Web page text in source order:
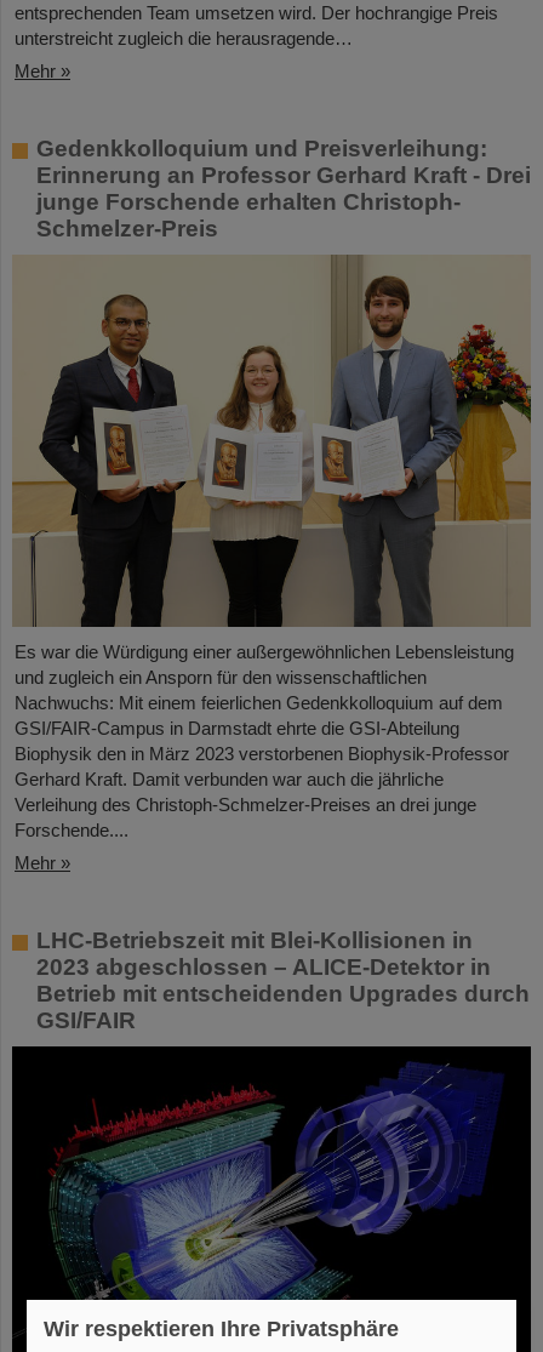
entsprechenden Team umsetzen wird. Der hochrangige Preis
unterstreicht zugleich die herausragende…
Mehr »
Gedenkkolloquium und Preisverleihung:
Erinnerung an Professor Gerhard Kraft - Drei
junge Forschende erhalten Christoph-
Schmelzer-Preis
Es war die Würdigung einer außergewöhnlichen Lebensleistung
und zugleich ein Ansporn für den wissenschaftlichen
Nachwuchs: Mit einem feierlichen Gedenkkolloquium auf dem
GSI/FAIR-Campus in Darmstadt ehrte die GSI-Abteilung
Biophysik den in März 2023 verstorbenen Biophysik-Professor
Gerhard Kraft. Damit verbunden war auch die jährliche
Verleihung des Christoph-Schmelzer-Preises an drei junge
Forschende....
Mehr »
LHC-Betriebszeit mit Blei-Kollisionen in
2023 abgeschlossen – ALICE-Detektor in
Betrieb mit entscheidenden Upgrades durch
GSI/FAIR
Wir respektieren Ihre Privatsphäre